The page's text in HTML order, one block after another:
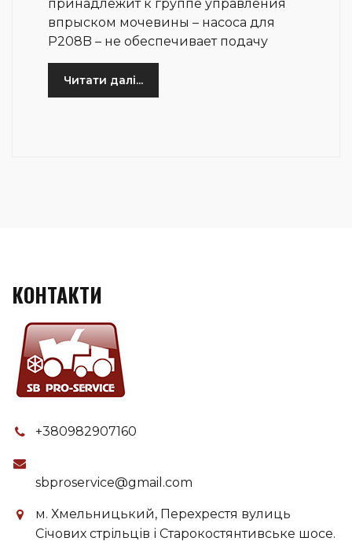
принадлежит к группе управления
впрыском мочевины – насоса для
P208B – не обеспечивает подачу
Читати далі...
КОНТАКТИ
+380982907160
sbproservice@gmail.com
м. Хмельницький, Перехрестя вулиць
Січових стрільців і Старокостянтивське шосе.